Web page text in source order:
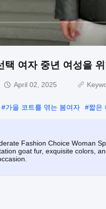
택 여자 중년 여성을
April 02, 2025
#가을 코트를 엮는 봄여자 #짧은
Fashion Choice Woman
goat fur, exquisite colors,